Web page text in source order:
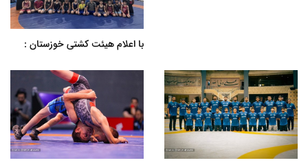
با اعلام هیئت کشتی خوزستان :